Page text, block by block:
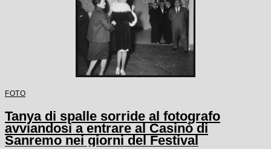
FOTO
Tanya di spalle sorride al fotografo
avviandosi a entrare al Casinò di
Sanremo nei giorni del Festival